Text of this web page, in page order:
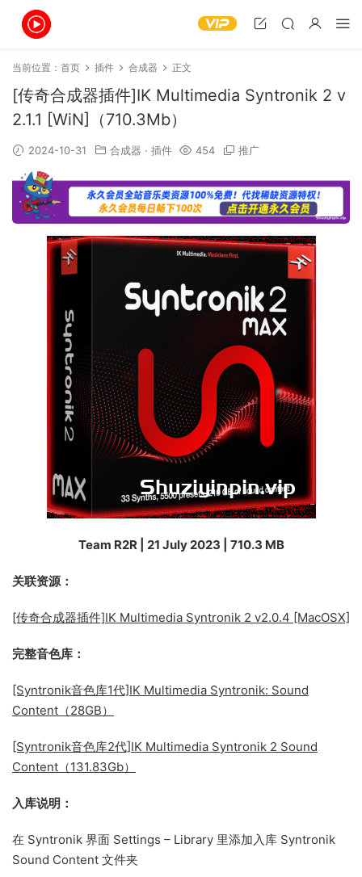
当前位置： 首页 插件 合成器 正文
[传奇合成器插件]IK Multimedia Syntronik 2 v
2.1.1 [WiN]（710.3Mb）
2024-10-31 合成器 · 插件 454 推广
Team R2R | 21 July 2023 | 710.3 MB
关联资源：
[传奇合成器插件]IK Multimedia Syntronik 2 v2.0.4 [MacOSX]
完整音色库：
[Syntronik音色库1代]IK Multimedia Syntronik: Sound
Content（28GB）
[Syntronik音色库2代]IK Multimedia Syntronik 2 Sound
Content（131.83Gb）
入库说明：
在 Syntronik 界面 Settings – Library 里添加入库 Syntronik
Sound Content 文件夹